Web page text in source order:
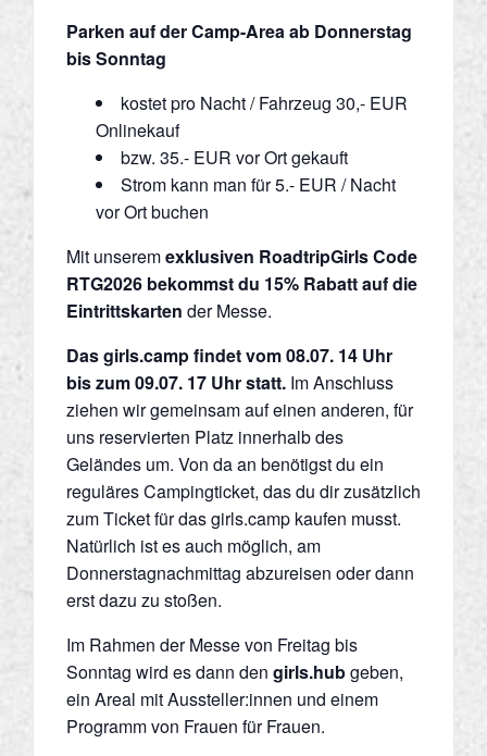
Parken auf der Camp-Area ab Donnerstag
bis Sonntag
kostet pro Nacht / Fahrzeug 30,- EUR
Onlinekauf
bzw. 35.- EUR vor Ort gekauft
Strom kann man für 5.- EUR / Nacht
vor Ort buchen
Mit unseremexklusiven RoadtripGirls Code
RTG2026 bekommst du 15% Rabattauf die
Eintrittskarten der Messe.
Das girls.camp findet vom 08.07. 14 Uhr
bis zum 09.07. 17 Uhr statt. Im Anschluss
ziehen wir gemeinsam auf einen anderen, für
uns reservierten Platz innerhalb des
Geländes um. Von da an benötigst du ein
reguläres Campingticket, das du dir zusätzlich
zum Ticket für das girls.camp kaufen musst.
Natürlich ist es auch möglich, am
Donnerstagnachmittag abzureisen oder dann
erst dazu zu stoßen.
Im Rahmen der Messe von Freitag bis
Sonntag wird es dann den girls.hubgeben,
ein Areal mit Aussteller:innen und einem
Programm von Frauen für Frauen.